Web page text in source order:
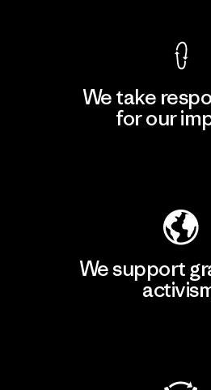
We take
for our
We support